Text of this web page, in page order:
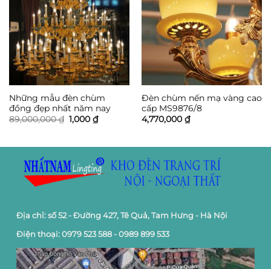
Những mẫu đèn chùm
đồng đẹp nhất năm nay
89,000,000₫ Giá
gốc
1,000 ₫Giá
hiện
1,000 ₫.
Đèn chùm nến mạ vàng cao
cấp MS9876/8
4,770,000 ₫
Địa chỉ: số 52 - Đường 427, Tê Quả, Tam Hưng - Hà Nội
Điện thoại: 0979 523 588 - 0989 899 533